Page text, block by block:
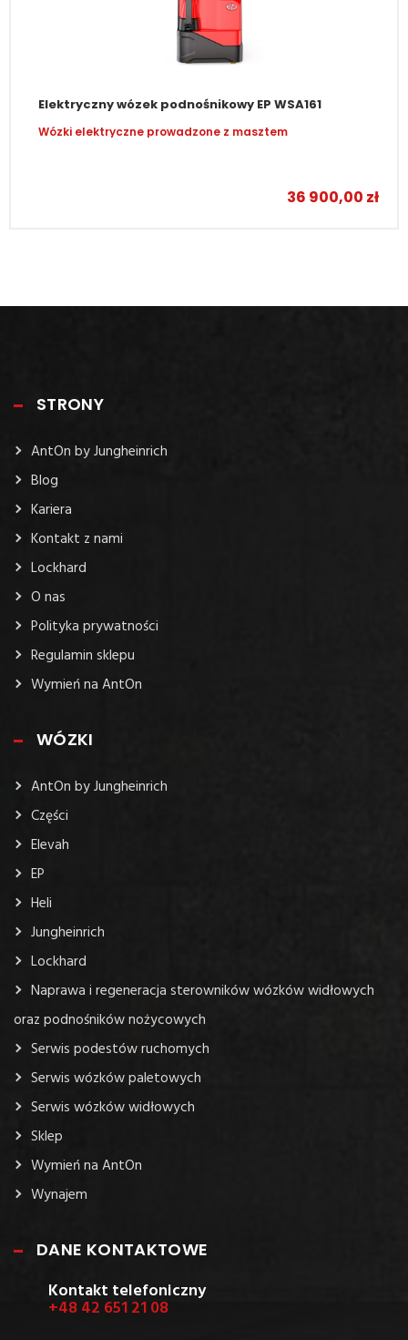
Elektryczny wózek podnośnikowy EP WSA161
Wózki elektryczne prowadzone z masztem
36 900,00 zł
STRONY
AntOn by Jungheinrich
Blog
Kariera
Kontakt z nami
Lockhard
O nas
Polityka prywatności
Regulamin sklepu
Wymień na AntOn
WÓZKI
AntOn by Jungheinrich
Części
Elevah
EP
Heli
Jungheinrich
Lockhard
Naprawa i regeneracja sterowników wózków widłowych
oraz podnośników nożycowych
Serwis podestów ruchomych
Serwis wózków paletowych
Serwis wózków widłowych
Sklep
Wymień na AntOn
Wynajem
DANE KONTAKTOWE
Kontakt telefoniczny
+48 42 651 21 08